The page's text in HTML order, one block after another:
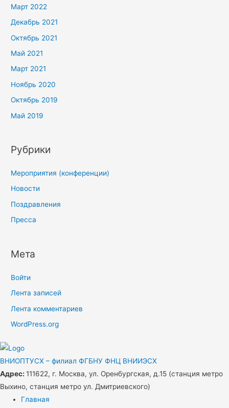
Март 2022
Декабрь 2021
Октябрь 2021
Май 2021
Март 2021
Ноябрь 2020
Октябрь 2019
Май 2019
Рубрики
Мероприятия (конференции)
Новости
Поздравления
Пресса
Мета
Войти
Лента записей
Лента комментариев
WordPress.org
ВНИОПТУСХ – филиал ФГБНУ ФНЦ ВНИИЭСХ
Адрес: 111622, г. Москва, ул. Оренбургская, д.15 (станция метро
Выхино, станция метро ул. Дмитриевского)
Главная